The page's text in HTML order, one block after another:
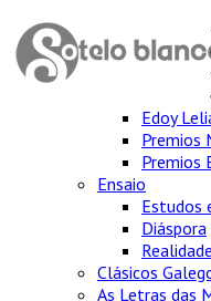
Edoy
Premios
Premios
Ensaio
Estudos
Diáspora
Realidade
Clásicos
As Letras das